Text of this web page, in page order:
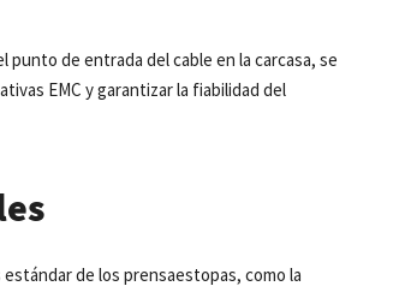
punto de entrada del cable en la carcasa, se
EMC y garantizar la fiabilidad del
de los prensaestopas, como la